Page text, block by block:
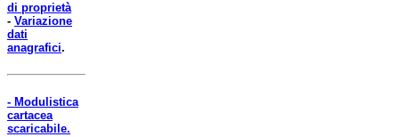
di proprietà
- Variazione
dati
anagrafici.
- Modulistica
cartacea
scaricabile.